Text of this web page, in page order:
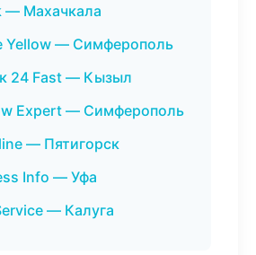
— Махачкала
Yellow — Симферополь
24 Fast — Кызыл
Expert — Симферополь
— Пятигорск
Info — Уфа
— Калуга